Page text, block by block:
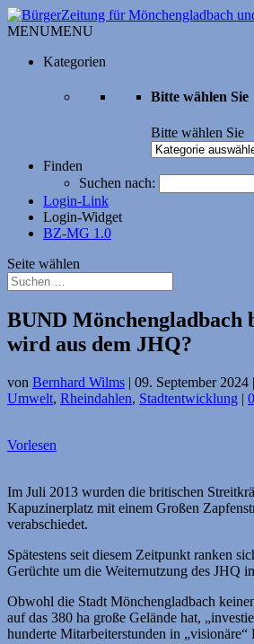
MENUMENU
Kategorien
Bitte wählen Sie
Bitte wählen Sie
Finden
Suchen nach:
Login-Link
Login-Widget
BZ-MG 1.0
Seite wählen
BUND Mönchengladbach
wird aus dem JHQ?
von Bernhard Wilms | 09. September 2024 |
Umwelt, Rheindahlen, Stadtentwicklung |
Vorlesen
Im Juli 2013 wurden die britischen
Kapuzinerplatz mit einem Großen
verabschiedet.
Spätestens seit diesem Zeitpunkt ranken
Gerüchte um die Weiternutzung des JHQ
Obwohl die Stadt Mönchen­glad­bach
auf das 380 ha große Gelände hat,
hunderte Mitarbeiterstunden in „visionäre“